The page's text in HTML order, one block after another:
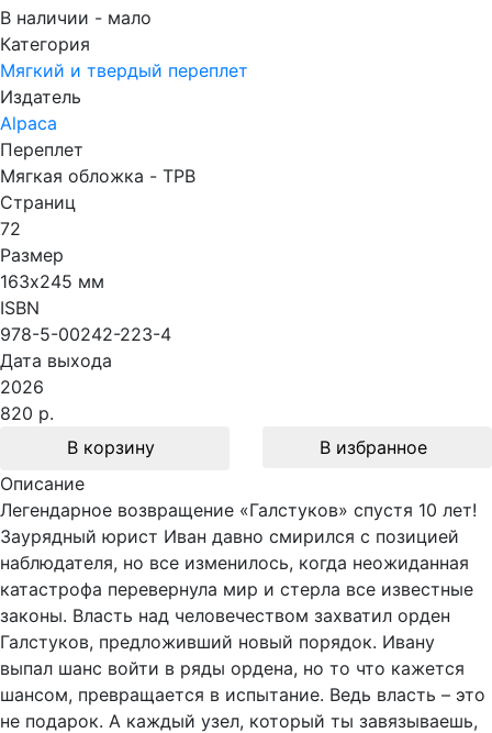
В наличии - мало
Категория
Мягкий и твердый переплет
Издатель
Alpaca
Переплет
Мягкая обложка - TPB
Страниц
72
Размер
163х245 мм
ISBN
978-5-00242-223-4
Дата выхода
2026
820 р.
В корзину
В избранное
Описание
Легендарное возвращение «Галстуков» спустя 10 лет!
Заурядный юрист Иван давно смирился с позицией
наблюдателя, но все изменилось, когда неожиданная
катастрофа перевернула мир и стерла все известные
законы. Власть над человечеством захватил орден
Галстуков, предложивший новый порядок. Ивану
выпал шанс войти в ряды ордена, но то что кажется
шансом, превращается в испытание. Ведь власть – это
не подарок. А каждый узел, который ты завязываешь,